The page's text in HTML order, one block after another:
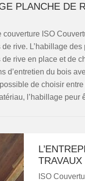
PLANCHE DE
couverture ISO
rive. L’habillage
rive en place et de
d’entretien du bois
de choisir
l’habillage peur
ISO